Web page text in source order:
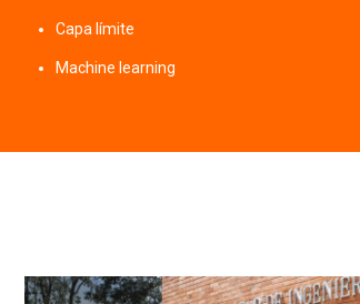
Capa límite
Machine learning